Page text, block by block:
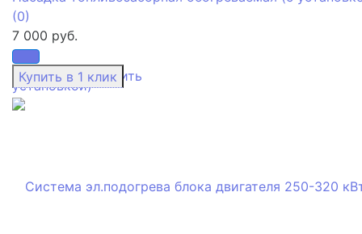
избранное сравнить
(0)
7 000 руб.